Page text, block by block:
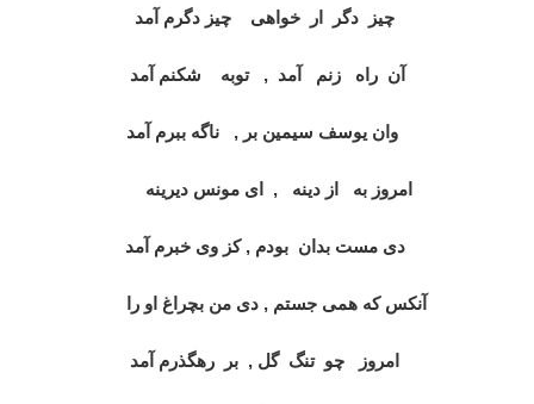
چيز دگر ار خواهی چيز دگرم آمد
آن راه زنم آمد , توبه شکنم آمد
وان يوسف سيمين بر , ناگه ببرم آمد
امروز به از دينه , ای مونس ديرينه
دی مست بدان بودم , کز وی خبرم آمد
آنکس که همی جستم , دی من بچراغ او را
امروز چو تنگ گل , بر رهگذرم آمد